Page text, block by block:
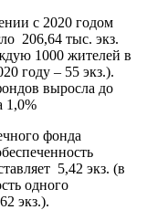
с 2020 годом
206,64 тыс. экз.
1000 жителей в
году – 55 экз.).
выросла до
1,0%
фонда
5,42 экз. (в
одного
экз.).